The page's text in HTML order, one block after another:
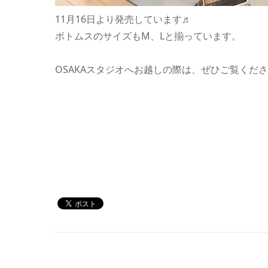
11月16日より発売しています♬
ボトムスのサイズもM、Lと揃っています。
OSAKAスタジオへお越しの際は、ぜひご覧くだ